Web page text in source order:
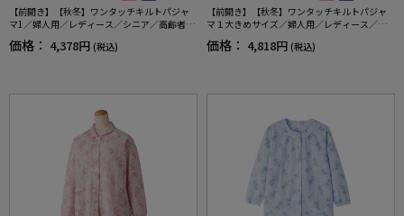
【前開き】【秋冬】ワンタッチキルトパジャ
マ1／婦人用／レディース／シニア／高齢者／
洗濯機OK／寝巻／プレゼント／ギフト【CF】
価格： 4,378円 (税込)
【前開き】【秋冬】ワンタッチキルトパジャ
マ１大きめサイズ／婦人用／レディース／シ
ニア／高齢者／洗濯機OK／寝巻／ギフト／プ
レゼント【CF】
価格： 4,818円 (税込)